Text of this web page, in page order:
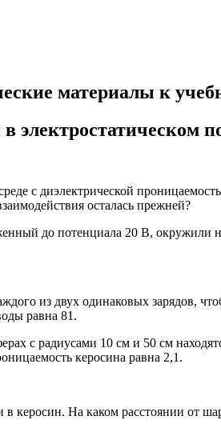
материалы к
электростатическом
с диэлектрической
осталась прежней?
до потенциала 20 В, окружили
из двух одинаковых зарядов,
равна 81.
с радиусами 10 см и 50 см
керосина равна 2,1.
На каком расстоянии от